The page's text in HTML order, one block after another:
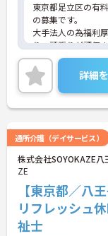
東京都足立区の有
の募集です。
大手法人の為福利
り、頑張りが評価
リフレッシュ休暇
立も可能です。
ご興味のある方に
詳細をお話いたし
い。
詳細
通所介護（デイサービス）
株式会社SOYOKAZE
ZE
【東京都／八
リフレッシュ
祉士